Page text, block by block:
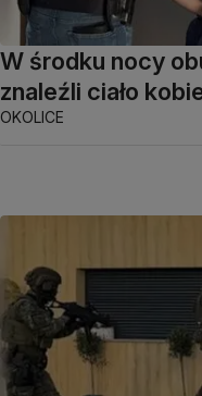
W środku nocy
znaleźli ciało
OKOLICE